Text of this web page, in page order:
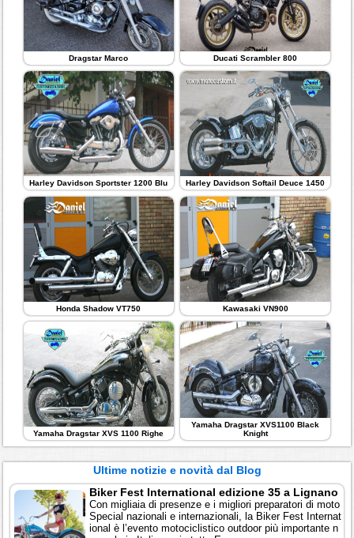
Dragstar Marco Ducati Scrambler 800
Harley Davidson Sportster 1200 Blu Harley Davidson Softail Deuce 1450
Honda Shadow VT750 Kawasaki VN900
Yamaha Dragstar XVS 1100 Righe
Yamaha Dragstar XVS1100 Black
Knight
Ultime notizie e novità dal Blog
Biker Fest International edizione 35 a Lignano
Con migliaia di presenze e i migliori preparatori di moto
Special nazionali e internazionali, la Biker Fest Internat
ional è l’evento motociclistico outdoor più importante n